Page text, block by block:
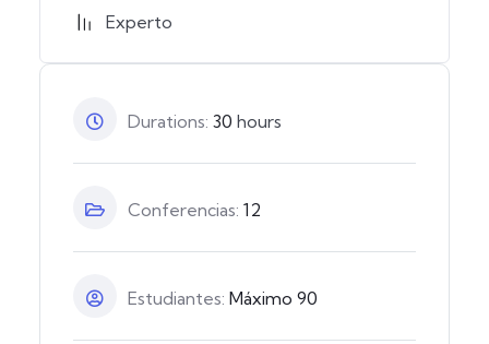
Experto
Durations: 30 hours
Conferencias: 12
Estudiantes: Máximo 90